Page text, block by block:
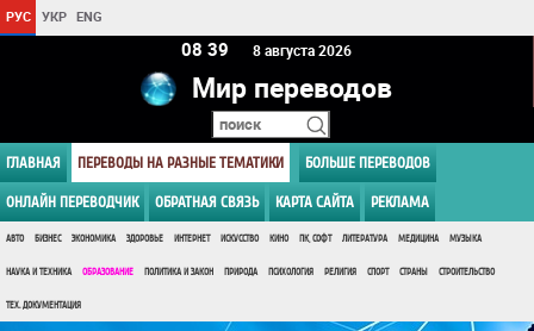
РУС УКР ENG
08:39 8 августа 2026
Мир переводов
ГЛАВНАЯ ПЕРЕВОДЫ НА РАЗНЫЕ ТЕМАТИКИ БОЛЬШЕ ПЕРЕВОДОВ
ОНЛАЙН ПЕРЕВОДЧИК ОБРАТНАЯ СВЯЗЬ КАРТА САЙТА РЕКЛАМА
АВТО БИЗНЕС ЭКОНОМИКА ЗДОРОВЬЕ ИНТЕРНЕТ ИСКУССТВО КИНО ПК, СОФТ ЛИТЕРАТУРА МЕДИЦИНА МУЗЫКА
НАУКА И ТЕХНИКА ОБРАЗОВАНИЕ ПОЛИТИКА И ЗАКОН ПРИРОДА ПСИХОЛОГИЯ РЕЛИГИЯ СПОРТ СТРАНЫ СТРОИТЕЛЬСТВО
ТЕХ. ДОКУМЕНТАЦИЯ